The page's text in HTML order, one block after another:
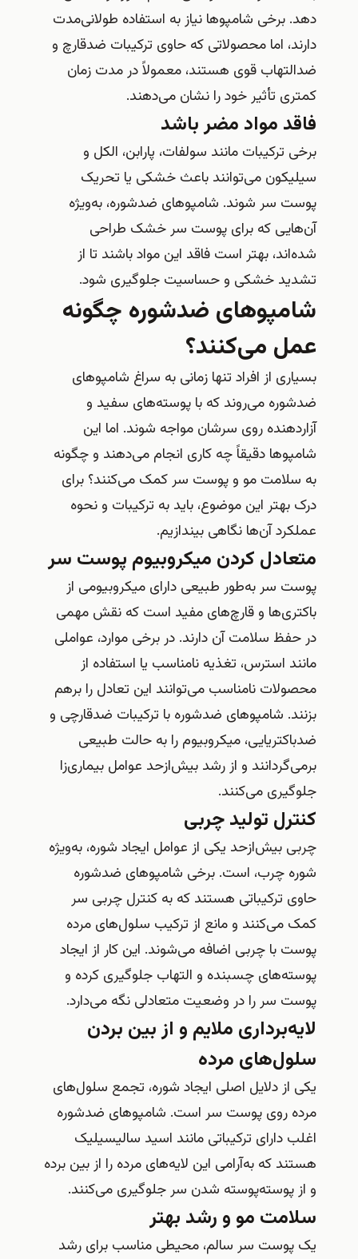
دهد. برخی شامپوها نیاز به استفاده طولانی‌مدت
دارند، اما محصولاتی که حاوی ترکیبات ضدقارچ و
ضدالتهاب قوی هستند، معمولاً در مدت زمان
کمتری تأثیر خود را نشان می‌دهند.
فاقد مواد مضر باشد
برخی ترکیبات مانند سولفات، پارابن، الکل و
سیلیکون می‌توانند باعث خشکی یا تحریک
پوست سر شوند. شامپوهای ضدشوره، به‌ویژه
آن‌هایی که برای پوست سر خشک طراحی
شده‌اند، بهتر است فاقد این مواد باشند تا از
تشدید خشکی و حساسیت جلوگیری شود.
شامپوهای ضدشوره چگونه
عمل می‌کنند؟
بسیاری از افراد تنها زمانی به سراغ شامپوهای
ضدشوره می‌روند که با پوسته‌های سفید و
آزاردهنده روی سرشان مواجه شوند. اما این
شامپوها دقیقاً چه کاری انجام می‌دهند و چگونه
به سلامت مو و پوست سر کمک می‌کنند؟ برای
درک بهتر این موضوع، باید به ترکیبات و نحوه
عملکرد آن‌ها نگاهی بیندازیم.
متعادل کردن میکروبیوم پوست سر
پوست سر به‌طور طبیعی دارای میکروبیومی از
باکتری‌ها و قارچ‌های مفید است که نقش مهمی
در حفظ سلامت آن دارند. در برخی موارد، عواملی
مانند استرس، تغذیه نامناسب یا استفاده از
محصولات نامناسب می‌توانند این تعادل را برهم
بزنند. شامپوهای ضدشوره با ترکیبات ضدقارچی و
ضدباکتریایی، میکروبیوم را به حالت طبیعی
برمی‌گردانند و از رشد بیش‌ازحد عوامل بیماری‌زا
جلوگیری می‌کنند.
کنترل تولید چربی
چربی بیش‌ازحد یکی از عوامل ایجاد شوره، به‌ویژه
شوره چرب، است. برخی شامپوهای ضدشوره
حاوی ترکیباتی هستند که به کنترل چربی سر
کمک می‌کنند و مانع از ترکیب سلول‌های مرده
پوست با چربی اضافه می‌شوند. این کار از ایجاد
پوسته‌های چسبنده و التهاب جلوگیری کرده و
پوست سر را در وضعیت متعادلی نگه می‌دارد.
لایه‌برداری ملایم و از بین بردن
سلول‌های مرده
یکی از دلایل اصلی ایجاد شوره، تجمع سلول‌های
مرده روی پوست سر است. شامپوهای ضدشوره
اغلب دارای ترکیباتی مانند اسید سالیسیلیک
هستند که به‌آرامی این لایه‌های مرده را از بین برده
و از پوسته‌پوسته شدن سر جلوگیری می‌کنند.
سلامت مو و رشد بهتر
یک پوست سر سالم، محیطی مناسب برای رشد